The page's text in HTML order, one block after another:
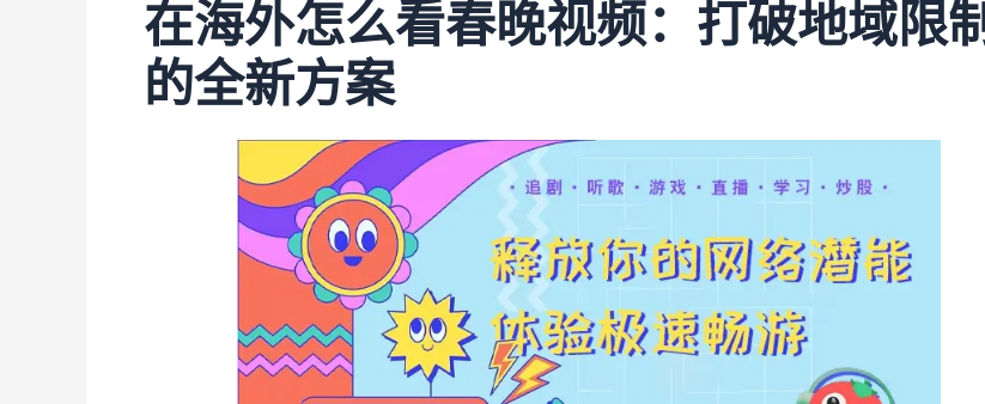
在海外怎么看春晚视频：打破地域限
的全新方案